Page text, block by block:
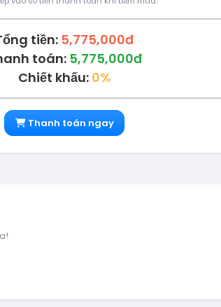
tiền: 5,775,000đ
toán: 5,775,000đ
Chiết khấu: 0%
Thanh toán ngay